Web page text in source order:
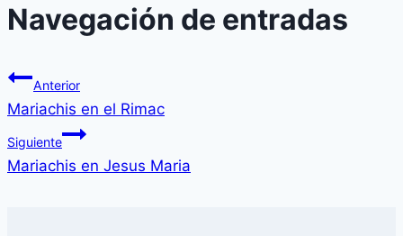
Navegación de entradas
Anterior
Mariachis en el Rimac
Siguiente
Mariachis en Jesus Maria